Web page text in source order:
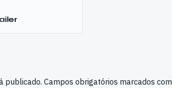
publicado. Campos obrigatórios marcados com